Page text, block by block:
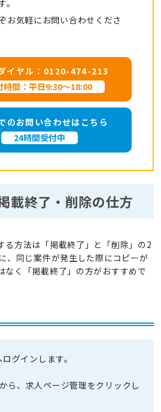
お気軽にお問い合わせくださ
イヤル：0120-474-213
時間：平日9:30～18:00
のお問い合わせはこちら
24時間受付中
載終了・削除の仕方
る方法は「掲載終了」と「削除」の2
、同じ案件が発生した際にコピーが
なく「掲載終了」の方がおすすめで
グインします。
ら、求人ページ管理をクリックし